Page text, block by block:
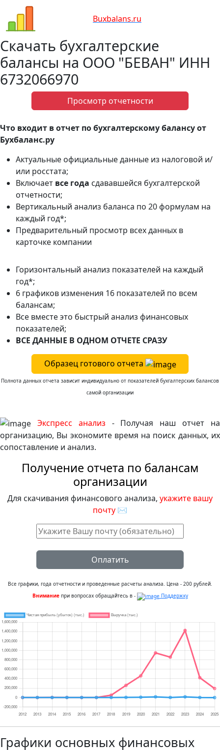
Buxbalans.ru
Скачать бухгалтерские
балансы на ООО "БЕВАН" ИНН
6732066970
Просмотр отчетности
Что входит в отчет по бухгалтерскому балансу от
Бухбаланс.ру
Актуальные официальные данные из налоговой и/
или росстата;
Включает все года сдававшейся бухгалтерской
отчетности;
Вертикальный анализ баланса по 20 формулам на
каждый год*;
Предварительный просмотр всех данных в
карточке компании
Горизонтальный анализ показателей на каждый
год*;
6 графиков изменения 16 показателей по всем
балансам;
Все вместе это быстрый анализ финансовых
показателей;
ВСЕ ДАННЫЕ В ОДНОМ ОТЧЕТЕ СРАЗУ
Образец готового отчета
Полнота данных отчета зависит индивидуально от показателей бухгалтерских балансов
самой организации
Экспресс анализ - Получая наш отчет на
организацию, Вы экономите время на поиск данных, их
сопоставление и анализ.
Получение отчета по балансам
организации
Для скачивания финансового анализа, укажите вашу
почту ✉
Оплатить
Все графики, года отчетности и проведенные расчеты анализа. Цена - 200 рублей.
Внимание при вопросах обращайтесь в - Поддержку
Графики основных финансовых